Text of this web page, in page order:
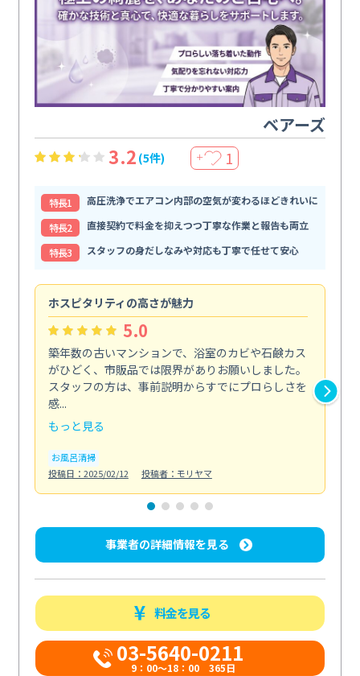
ベアーズ
3.2 (5件) ＋ 1
特⻑1
高圧洗浄でエアコン内部の空気が変わるほどきれいに
特⻑2
直接契約で料金を抑えつつ丁寧な作業と報告も両立
特⻑3
スタッフの身だしなみや対応も丁寧で任せて安心
ホスピタリティの高さが魅力
5.0
築年数の古いマンションで、浴室のカビや石鹸カス
がひどく、市販品では限界がありお願いしました。
スタッフの方は、事前説明からすでにプロらしさを
感...
もっと見る
お風呂清掃
投稿日：2025/02/12
投稿者：モリヤマ
事業者の詳細情報を見る
料金を見る
03-5640-0211
9：00～18：00 365日